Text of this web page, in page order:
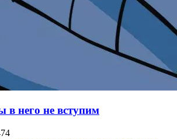
в него не вступим